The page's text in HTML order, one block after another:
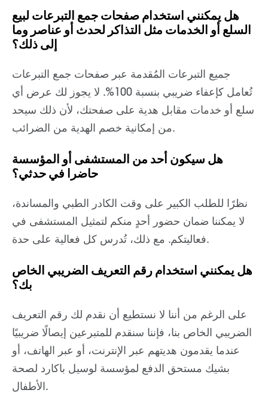
هل يمكنني استخدام صفحات جمع التبرعات لبيع
السلع أو الخدمات مثل التذاكر لحدث أو عناصر وما
إلى ذلك؟
جميع التبرعات المُقدمة عبر صفحات جمع التبرعات
تُعامل كإعفاء ضريبي بنسبة 100%. لا يجوز لك عرض أي
سلع أو خدمات مقابل هدية على صفحتك، لأن ذلك سيحد
من إمكانية خصم الهدية من الضرائب.
هل سيكون أحد من المستشفى أو المؤسسة
حاضرا في حدثي؟
نظرًا للطلب الكبير على وقت الكادر الطبي والمساندة،
لا يمكننا ضمان حضور أحدٍ منكم لتمثيل المستشفى في
فعاليتكم. مع ذلك، تُدرس كل فعالية على حدة.
هل يمكنني استخدام رقم التعريف الضريبي الخاص
بك؟
على الرغم من أننا لا نستطيع أن نقدم لك رقم التعريف
الضريبي الخاص بنا، فإننا سنقدم للمتبرعين إيصالًا ضريبيًا
عندما يقدمون هديتهم عبر الإنترنت، أو عبر الهاتف، أو
بشيك مستحق الدفع لمؤسسة لوسيل باكارد لصحة
الأطفال.